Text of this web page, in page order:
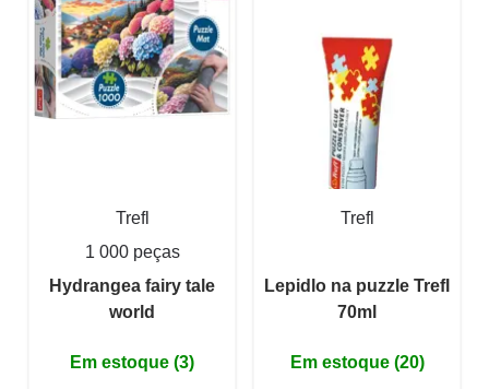
Trefl
1 000 peças
Hydrangea fairy tale
world
Em estoque (3)
Trefl
Lepidlo na puzzle Trefl
70ml
Em estoque (20)